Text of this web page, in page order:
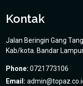
Kontak
Jalan Beringin Gang
Kab/kota. Bandar
Phone: 0721773106
Email: